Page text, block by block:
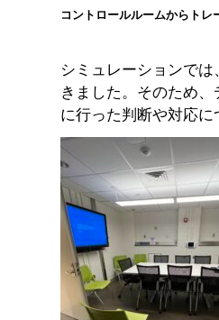
コントロールルームからト
シミュレーションで
きました。そのため
に行った判断や対応